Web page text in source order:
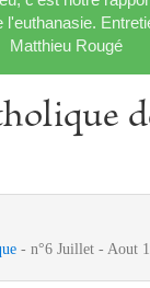
l'euthanasie.
Matthieu Rougé
- n°6 Juillet - Aout